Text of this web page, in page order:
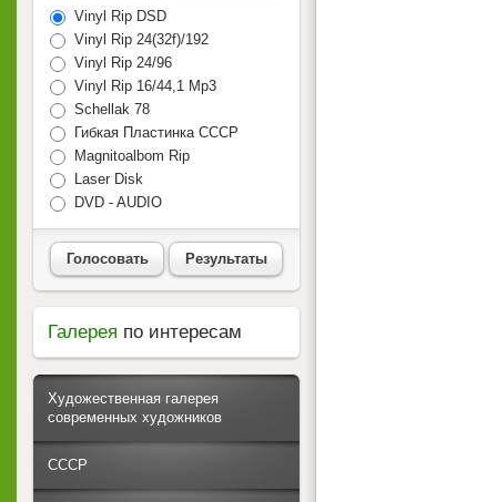
Vinyl Rip DSD
Vinyl Rip 24(32f)/192
Vinyl Rip 24/96
Vinyl Rip 16/44,1 Mp3
Schellak 78
Гибкая Пластинка СССР
Magnitoalbom Rip
Laser Disk
DVD - AUDIO
Голосовать Результаты
Галерея по интересам
Художественная галерея
современных художников
СССР